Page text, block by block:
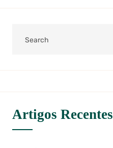
Artigos Recentes